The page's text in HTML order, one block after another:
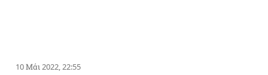
10 Μάι 2022, 22:55